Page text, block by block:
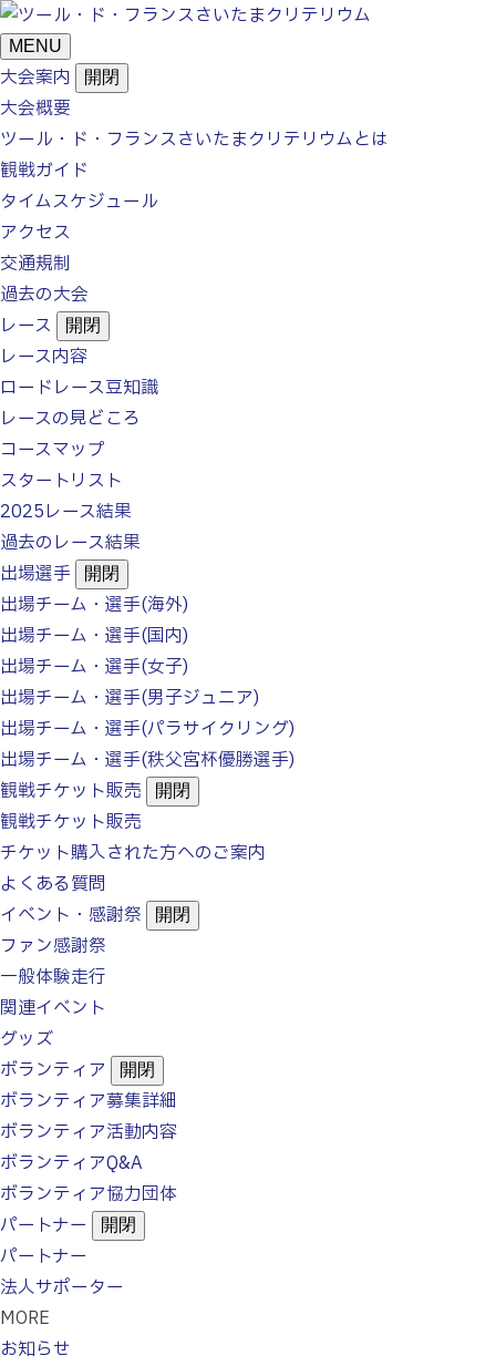
MENU
大会案内 開閉
大会概要
ツール・ド・フランスさいたまクリテリウムとは
観戦ガイド
タイムスケジュール
アクセス
交通規制
過去の大会
レース
開閉
レース内容
ロードレース豆知識
レースの見どころ
コースマップ
スタートリスト
2025レース結果
過去のレース結果
出場選手
開閉
出場チーム・選手(海外)
出場チーム・選手(国内)
出場チーム・選手(女子)
出場チーム・選手(男子ジュニア)
出場チーム・選手(パラサイクリング)
出場チーム・選手(秩父宮杯優勝選手)
観戦チケット販売
開閉
観戦チケット販売
チケット購入された方へのご案内
よくある質問
イベント・感謝祭
開閉
ファン感謝祭
一般体験走行
関連イベント
グッズ
ボランティア
開閉
ボランティア募集詳細
ボランティア活動内容
ボランティアQ&A
ボランティア協力団体
パートナー
開閉
パートナー
法人サポーター
MORE
お知らせ